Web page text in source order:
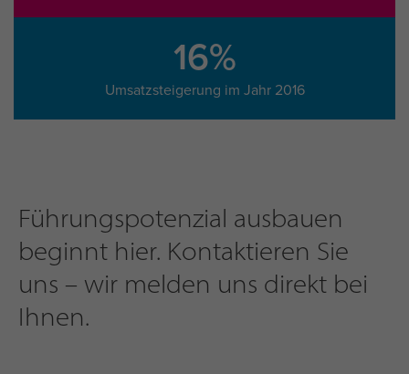
16%
Umsatzsteigerung im Jahr 2016
Führungspotenzial ausbauen
beginnt hier. Kontaktieren Sie
uns – wir melden uns direkt bei
Ihnen.